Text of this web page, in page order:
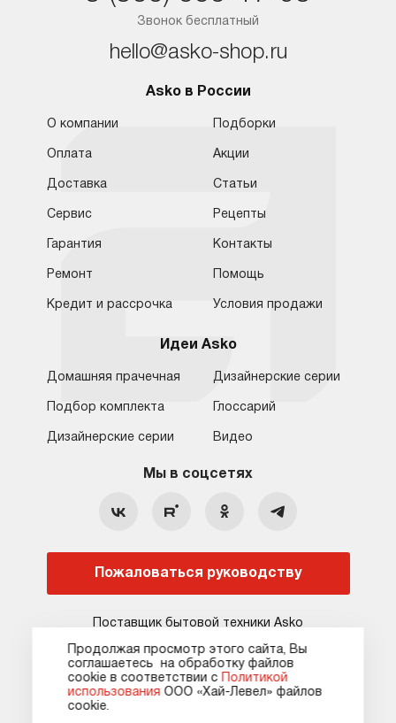
Москва
Санкт-Петербург
Краснодар
Ростов-на-Дону
8 (800) 555-17-98
hello@asko-shop.ru
Контакты
Сервисные центры Кредит и рассрочка
Гарантия Карта сайта
Звонок бесплатный
hello@asko-shop.ru
Asko в России
О компании
Оплата
Доставка
Сервис
Гарантия
Ремонт
Кредит и рассрочка
Подборки
Акции
Статьи
Рецепты
Контакты
Помощь
Условия продажи
Идеи Asko
Домашняя прачечная
Подбор комплекта
Дизайнерские серии
Дизайнерские серии
Глоссарий
Видео
Мы в соцсетях
Пожаловаться руководству
Поставщик бытовой техники Asko
Продолжая просмотр этого сайта, Вы
соглашаетесь на обработку файлов
сооkie в соответствии с
Политикой
использования ООО «Хай-Левел» файлов
сооkіе.